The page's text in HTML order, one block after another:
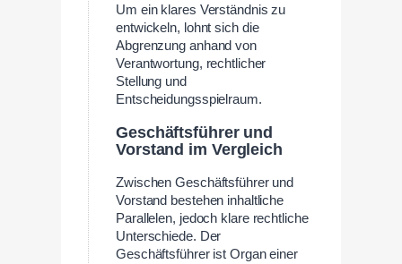
Um ein klares Verständnis zu
entwickeln, lohnt sich die
Abgrenzung anhand von
Verantwortung, rechtlicher
Stellung und
Entscheidungsspielraum.
Geschäftsführer und
Vorstand im Vergleich
Zwischen Geschäftsführer und
Vorstand bestehen inhaltliche
Parallelen, jedoch klare rechtliche
Unterschiede. Der
Geschäftsführer ist Organ einer